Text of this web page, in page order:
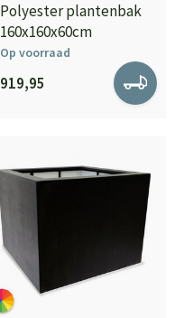
Polyester plantenbak
160x160x60cm
Op voorraad
919,95